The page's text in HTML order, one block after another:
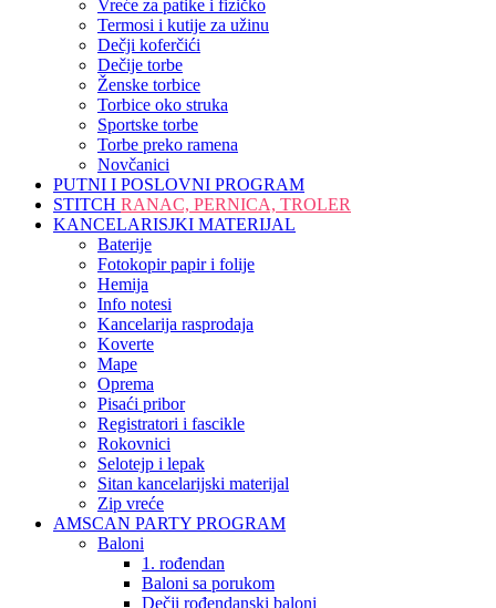
Vreće za patike i fizičko
Termosi i kutije za užinu
Dečji koferčići
Dečije torbe
Ženske torbice
Torbice oko struka
Sportske torbe
Torbe preko ramena
Novčanici
PUTNI I POSLOVNI PROGRAM
STITCH RANAC, PERNICA, TROLER
KANCELARISJKI MATERIJAL
Baterije
Fotokopir papir i folije
Hemija
Info notesi
Kancelarija rasprodaja
Koverte
Mape
Oprema
Pisaći pribor
Registratori i fascikle
Rokovnici
Selotejp i lepak
Sitan kancelarijski materijal
Zip vreće
AMSCAN PARTY PROGRAM
Baloni
1. rođendan
Baloni sa porukom
Dečji rođendanski baloni